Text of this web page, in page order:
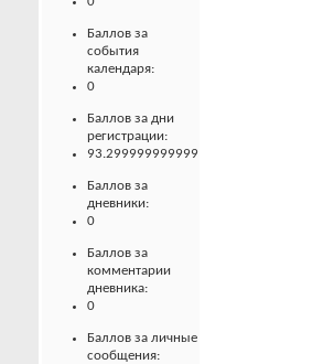
Баллов за
события
календаря:
0
Баллов за дни
регистрации:
93.299999999999
Баллов за
дневники:
0
Баллов за
комментарии
дневника:
0
Баллов за личные
сообщения: